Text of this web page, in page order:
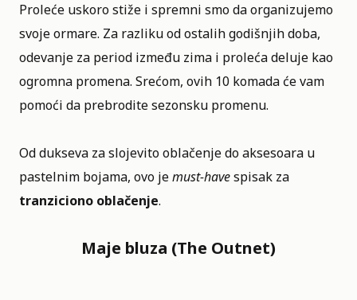
Proleće uskoro stiže i spremni smo daorganizujemo
svoje ormare. Za razliku od ostalih godišnjih doba,
odevanje za period između zima i proleća deluje kao
ogromna promena. Srećom, ovih 10 komada će vam
pomoći da prebrodite sezonsku promenu.
Od dukseva za slojevito oblačenje do aksesoara u
pastelnim bojama, ovo jemust-havespisak za
tranziciono oblačenje.
Maje bluza (The Outnet)